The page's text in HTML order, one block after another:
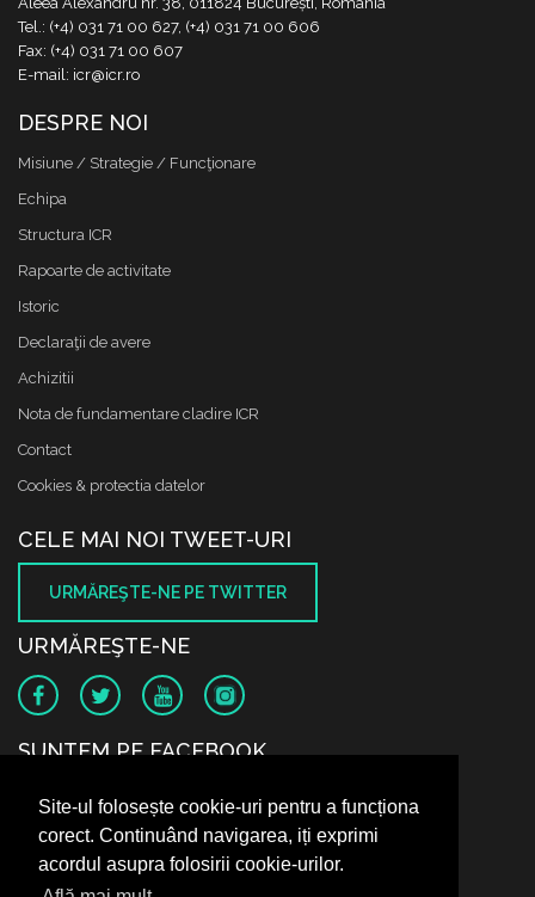
Site-ul folosește cookie-uri pentru a funcționa
corect. Continuând navigarea, iți exprimi
acordul asupra folosirii cookie-urilor.
Tel.: (+4) 031 71 00 627, (+4) 031 71 00 606
Fax: (+4) 031 71 00 607
E-mail: icr@icr.ro
DESPRE NOI
Misiune / Strategie / Funcţionare
Echipa
Structura ICR
Rapoarte de activitate
Istoric
Declaraţii de avere
Achizitii
Nota de fundamentare cladire ICR
Contact
Cookies & protectia datelor
CELE MAI NOI TWEET-URI
URMĂREŞTE-NE PE TWITTER
URMĂREŞTE-NE
SUNTEM PE FACEBOOK